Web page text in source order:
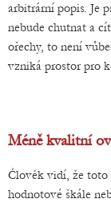
arbitrární popis. Je
nebude chutnat a
ořechy, to není
vzniká prostor pro
Méně kvalitní
Člověk vidí, že toto
hodnotové škále